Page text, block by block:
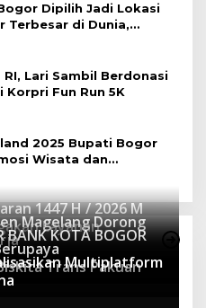
Dipilih Jadi Lokasi
Terbesar di Dunia,
Pertumbuhan
RI, Lari Sambil Berdonasi
Korpri Fun Run 5K
2025 Bupati Bogor
Wisata dan
1447 H / 2026 M
Layanan
Magelang Dorong
BANK KOTA BOGOR
Trans Pakuan
Multiplatform